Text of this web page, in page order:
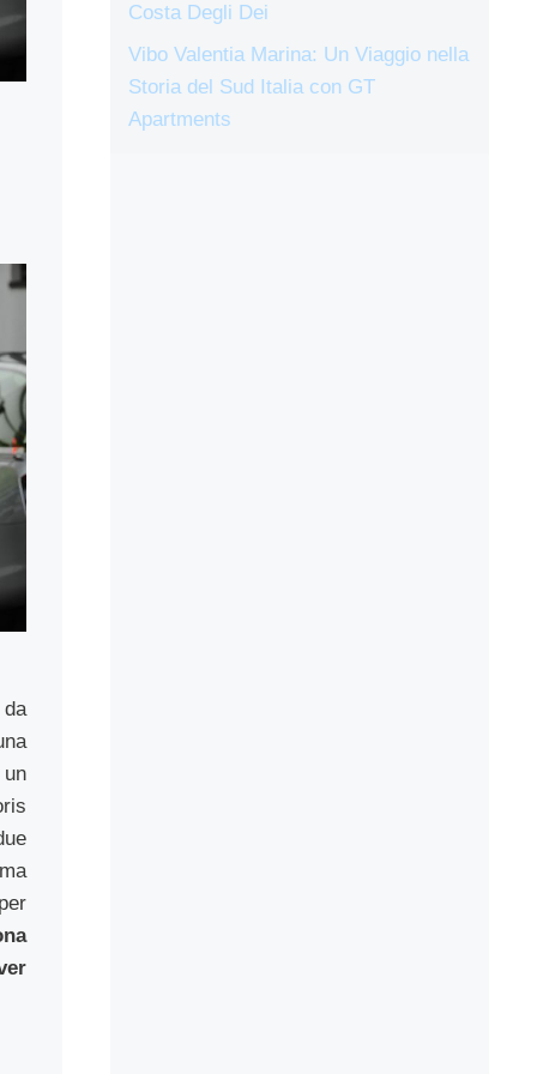
Costa Degli Dei
Vibo Valentia Marina: Un Viaggio nella
Storia del Sud Italia con GT
Apartments